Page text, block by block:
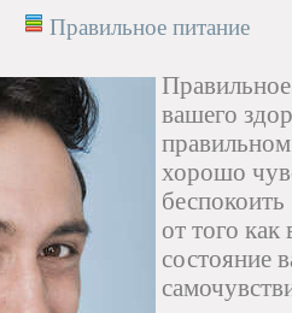
Правильное питание
вашего
хорошо
от того как
состояние